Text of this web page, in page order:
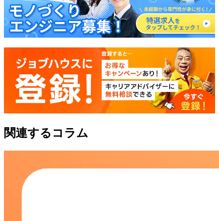
関連するコラム